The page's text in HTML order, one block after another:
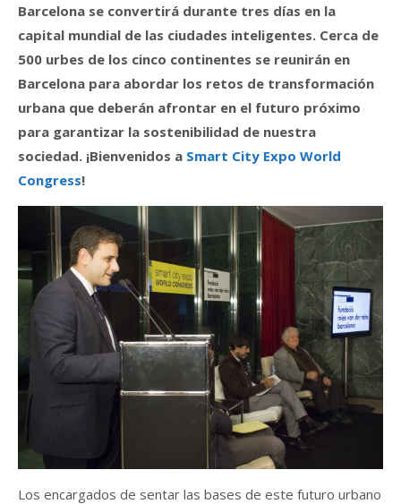
Barcelona se convertirá durante tres días en la
capital mundial de las ciudades inteligentes. Cerca de
500 urbes de los cinco continentes se reunirán en
Barcelona para abordar los retos de transformación
urbana que deberán afrontar en el futuro próximo
para garantizar la sostenibilidad de nuestra
sociedad. ¡Bienvenidos a Smart City Expo World
Congress!
Los encargados de sentar las bases de este futuro urbano